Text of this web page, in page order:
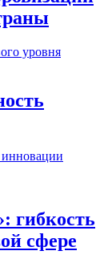
гибкость
сфере